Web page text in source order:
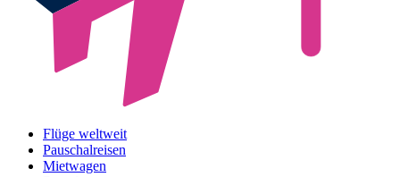
Flüge weltweit
Pauschalreisen
Mietwagen